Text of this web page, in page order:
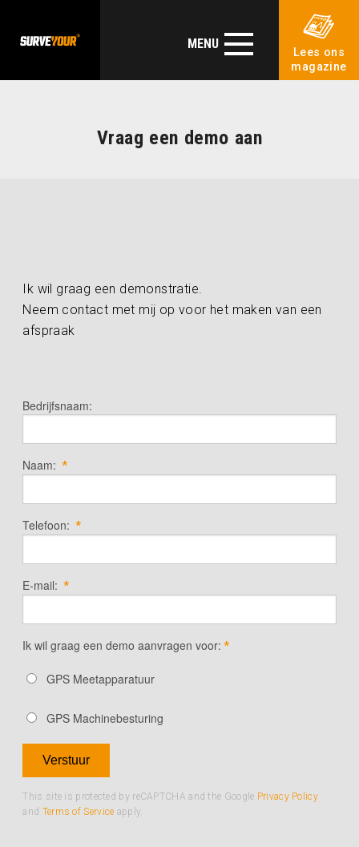
MENU
Lees ons
magazine
Vraag een demo aan
Ik wil graag een demonstratie.
Neem contact met mij op voor het maken van een
afspraak
Bedrijfsnaam:
Naam: *
Telefoon: *
E-mail: *
Ik wil graag een demo aanvragen voor: *
GPS Meetapparatuur
GPS Machinebesturing
This site is protected by reCAPTCHA and the Google Privacy Policy
and Terms of Service apply.